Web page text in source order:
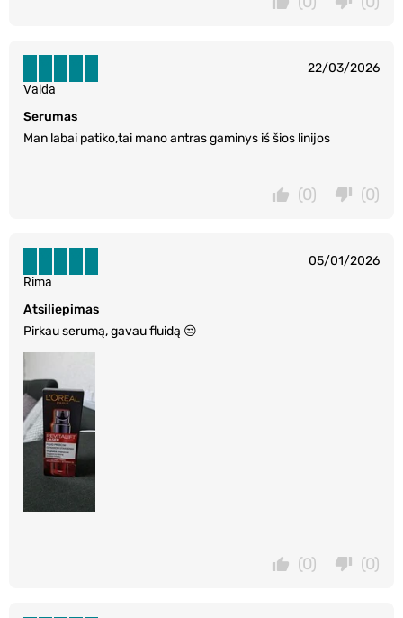
22/03/2026
Serumas
Man labai patiko,tai mano antras gaminys iś šios linijos
Vaida
(0)
(0)
05/01/2026
Atsiliepimas
Pirkau serumą, gavau fluidą 😒
Rima
(0)
(0)